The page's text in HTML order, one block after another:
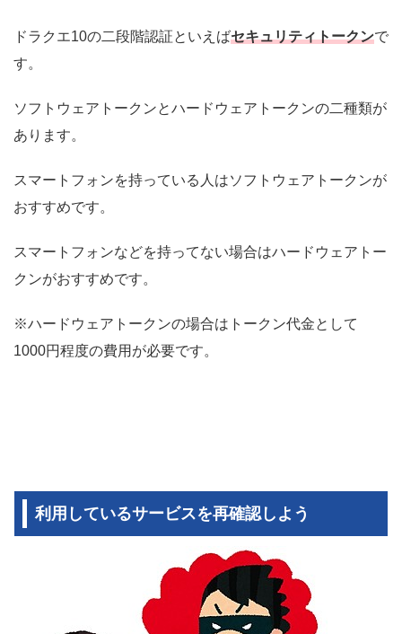
ドラクエ10の二段階認証といえばセキュリティトークンで
す。
ソフトウェアトークンとハードウェアトークンの二種類が
あります。
スマートフォンを持っている人はソフトウェアトークンが
おすすめです。
スマートフォンなどを持ってない場合はハードウェアトー
クンがおすすめです。
※ハードウェアトークンの場合はトークン代金として
1000円程度の費用が必要です。
利用しているサービスを再確認しよう